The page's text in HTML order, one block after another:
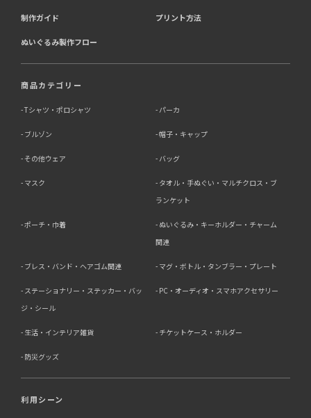
制作ガイド プリント方法
ぬいぐるみ製作フロー
商品カテゴリー
Tシャツ・ポロシャツ パーカ
ブルゾン 帽子・キャップ
その他ウェア バッグ
マスク
タオル・手ぬぐい・マルチクロス・ブ
ランケット
ポーチ・巾着
ぬいぐるみ・キーホルダー・チャーム
関連
ブレス・バンド・ヘアゴム関連 マグ・ボトル・タンブラー・プレート
ステーショナリー・ステッカー・バッ
ジ・シール
PC・オーディオ・スマホアクセサリー
生活・インテリア雑貨 チケットケース・ホルダー
防災グッズ
利用シーン